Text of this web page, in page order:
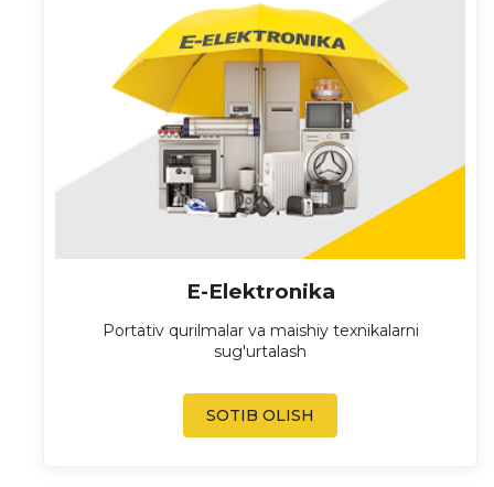
E-Elektronika
Portativ qurilmalar va maishiy texnikalarni
sug'urtalash
SOTIB OLISH